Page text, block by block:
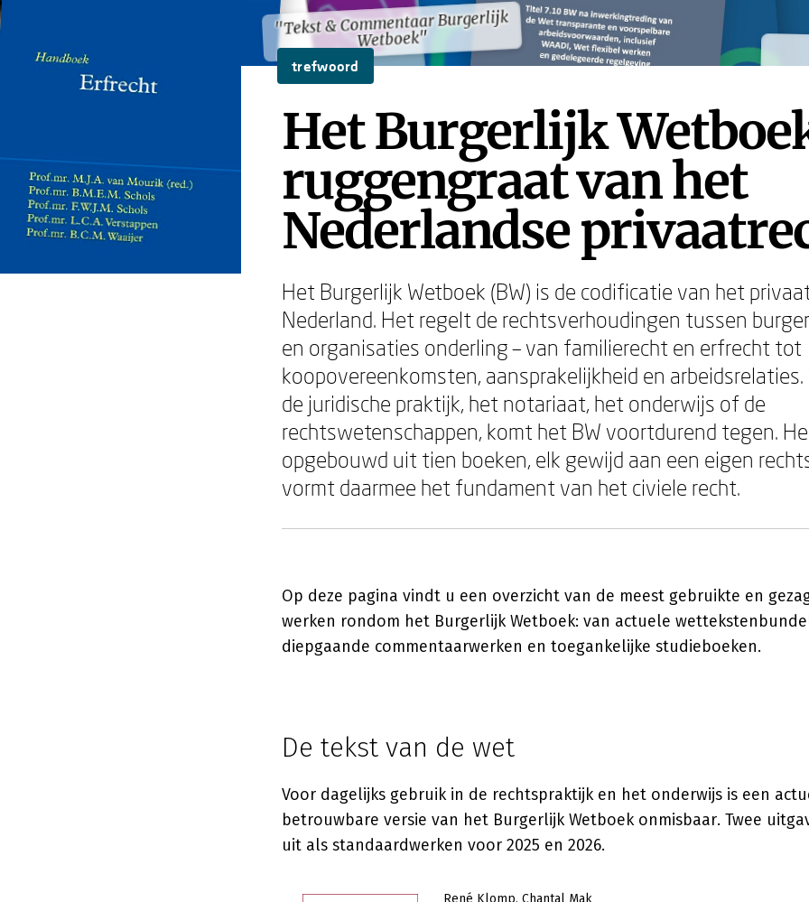
"Tekst & Commentaar Burgerlijk
Wetboek"
"Tekst & Commentaar Burgerlijk
Wetboek"
trefwoord
Het Burgerlijk
ruggengraat van het
Nederlandse
Het Burgerlijk Wetboek (BW) is de codificatie van het
Nederland. Het regelt de rechtsverhoudingen tussen
en organisaties onderling – van familierecht en erfrecht tot
koopovereenkomsten, aansprakelijkheid en
de juridische praktijk, het notariaat, het onderwijs of de
rechtswetenschappen, komt het BW voortdurend tegen.
opgebouwd uit tien boeken, elk gewijd aan een eigen
vormt daarmee het fundament van het civiele recht.
Op deze pagina vindt u een overzicht van de meest gebruikte en
werken rondom het Burgerlijk Wetboek: van actuele
diepgaande commentaarwerken en toegankelijke studieboeken.
De tekst van de wet
Voor dagelijks gebruik in de rechtspraktijk en het onderwijs is een
betrouwbare versie van het Burgerlijk Wetboek onmisbaar. Twee
uit als standaardwerken voor 2025 en 2026.
René Klomp Chantal Mak